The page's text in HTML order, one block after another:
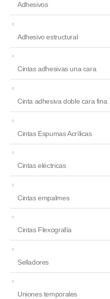
Adhesivos
Adhesivo estructural
Cintas adhesivas una cara
Cinta adhesiva doble cara fina
Cintas Espumas Acrílicas
Cintas eléctricas
Cintas empalmes
Cintas Flexografía
Selladores
Uniones temporales